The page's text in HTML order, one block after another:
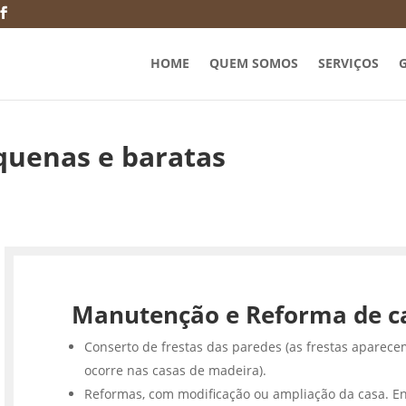
HOME QUEM SOMOS SERVIÇOS
e baratas
Manutenção e Reforma de
Conserto de frestas das paredes (as frestas
ocorre nas casas de madeira).
Reformas, com modificação ou ampliação da casa.